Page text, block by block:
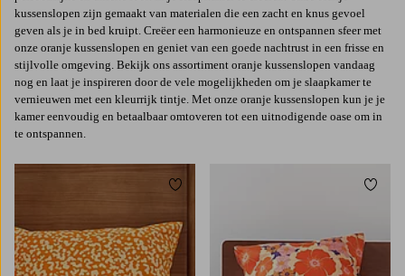
kussenslopen zijn gemaakt van materialen die een zacht en knus gevoel
geven als je in bed kruipt. Creëer een harmonieuze en ontspannen sfeer met
onze oranje kussenslopen en geniet van een goede nachtrust in een frisse en
stijlvolle omgeving. Bekijk ons assortiment oranje kussenslopen vandaag
nog en laat je inspireren door de vele mogelijkheden om je slaapkamer te
vernieuwen met een kleurrijk tintje. Met onze oranje kussenslopen kun je je
kamer eenvoudig en betaalbaar omtoveren tot een uitnodigende oase om in
te ontspannen.
Toevoegen aan favorieten